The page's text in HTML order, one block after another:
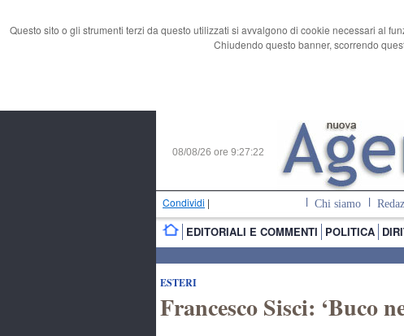
Questo sito o gli strumenti terzi da questo utilizzati si avvalgono di cookie necessari al
Chiudendo questo banner, scorrendo
08/08/26 ore 9:27:23
Condividi | Chi siamo
EDITORIALI E COMMENTI POLITICA
ESTERI
Francesco Sisci: ‘Buco